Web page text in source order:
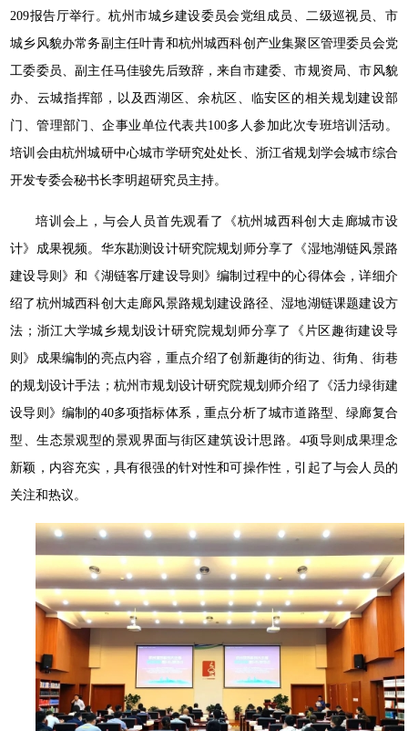
209报告厅举行。杭州市城乡建设委员会党组成员、二级巡视员、市
城乡风貌办常务副主任叶青和杭州城西科创产业集聚区管理委员会党
工委委员、副主任马佳骏先后致辞，来自市建委、市规资局、市风貌
办、云城指挥部，以及西湖区、余杭区、临安区的相关规划建设部
门、管理部门、企事业单位代表共100多人参加此次专班培训活动。
培训会由杭州城研中心城市学研究处处长、浙江省规划学会城市综合
开发专委会秘书长李明超研究员主持。
培训会上，与会人员首先观看了《杭州城西科创大走廊城市设
计》成果视频。华东勘测设计研究院规划师分享了《湿地湖链风景路
建设导则》和《湖链客厅建设导则》编制过程中的心得体会，详细介
绍了杭州城西科创大走廊风景路规划建设路径、湿地湖链课题建设方
法；浙江大学城乡规划设计研究院规划师分享了《片区趣街建设导
则》成果编制的亮点内容，重点介绍了创新趣街的街边、街角、街巷
的规划设计手法；杭州市规划设计研究院规划师介绍了《活力绿街建
设导则》编制的40多项指标体系，重点分析了城市道路型、绿廊复合
型、生态景观型的景观界面与街区建筑设计思路。4项导则成果理念
新颖，内容充实，具有很强的针对性和可操作性，引起了与会人员的
关注和热议。